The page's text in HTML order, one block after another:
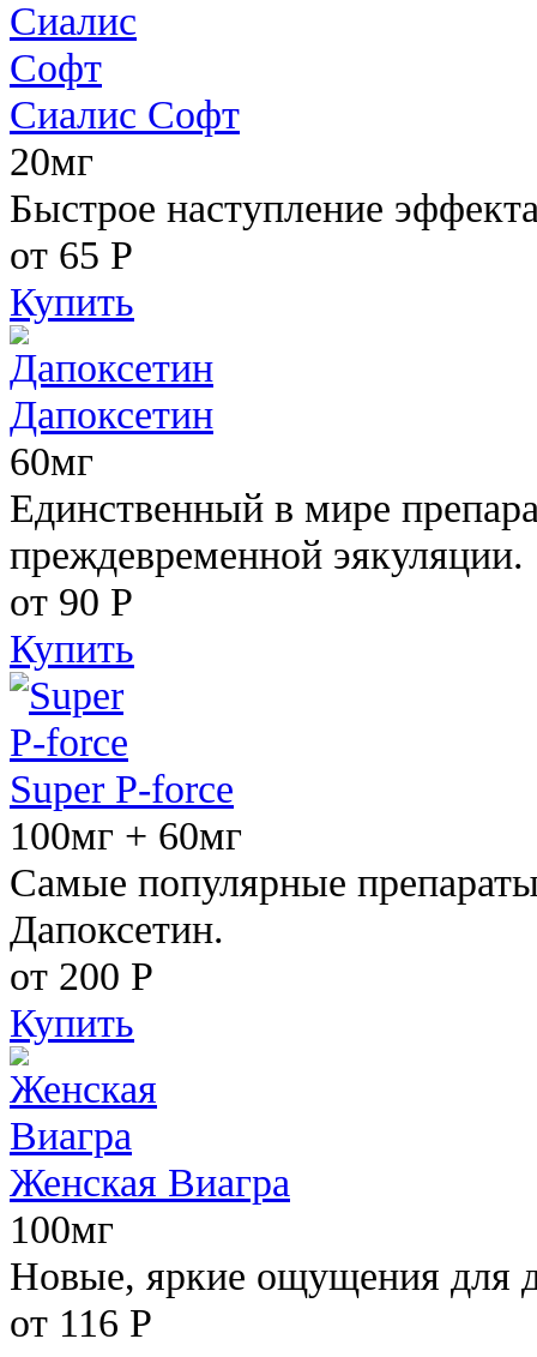
Сиалис Софт
20мг
Быстрое наступление
от 65 Р
Купить
Дапоксетин
60мг
Единственный в мире
преждевременной эякуляции.
от 90 Р
Купить
Super P-force
100мг + 60мг
Самые популярные
Дапоксетин.
от 200 Р
Купить
Женская Виагра
100мг
Новые, яркие ощущения для
от 116 Р